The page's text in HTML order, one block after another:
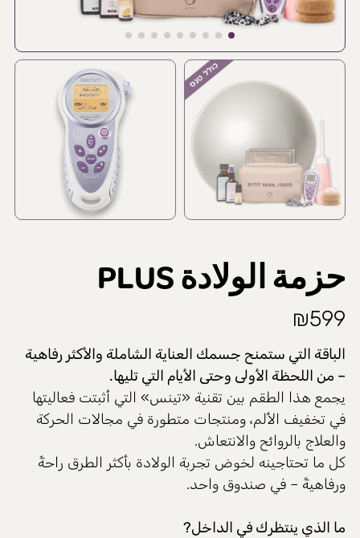
حزمة الولادة PLUS
₪599
الباقة التي ستمنح جسمك العناية الشاملة والأكثر رفاهية
– من اللحظة الأولى وحتى الأيام التي تليها.
يجمع هذا الطقم بين تقنية «تينس» التي أثبتت فعاليتها
في تخفيف الألم، ومنتجات متطورة في مجالات الحركة
والعلاج بالروائح والانتعاش.
كل ما تحتاجينه لخوض تجربة الولادة بأكثر الطرق راحةً
ورفاهيةً – في صندوق واحد.
ما الذي ينتظرك في الداخل?